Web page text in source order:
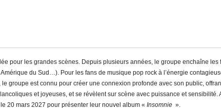
pour les grandes scènes. Depuis plusieurs années, le groupe enchaîne
du Sud…). Pour les fans de musique pop rock à l’énergie
groupe est connu pour créer une connexion profonde avec son public,
et joyeuses, et se révèlent sur scène avec puissance et sensibilité.
20 mars 2027 pour présenter leur nouvel album «Insomnie ».